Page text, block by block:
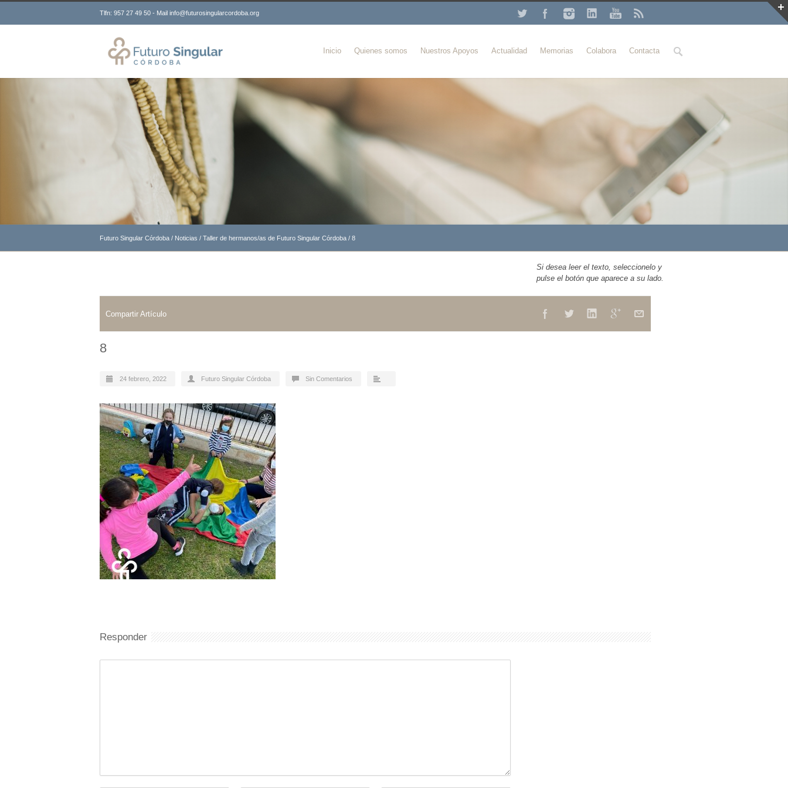
Tlfn: 957 27 49 50 - Mail info@futurosingularcordoba.org
Buscar
Inicio Quienes somos Nuestros Apoyos Actualidad Memorias Colabora Contacta
Futuro Singular Córdoba / Noticias / Taller de hermanos/as de Futuro Singular Córdoba / 8
Si desea leer el texto, seleccionelo y
pulse el botón que aparece a su lado.
Compartir Artículo
8
24 febrero, 2022 Futuro Singular Córdoba Sin Comentarios
Responder